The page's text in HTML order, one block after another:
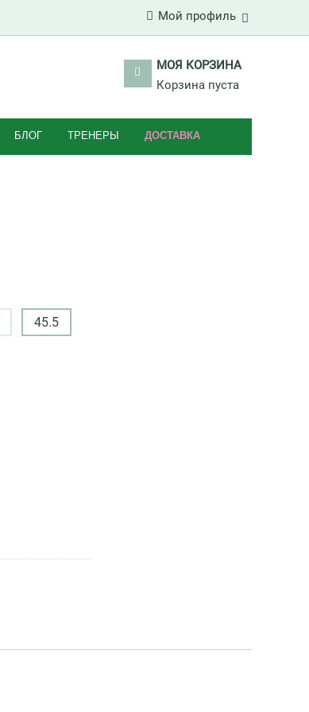
Мой профиль
МОЯ КОРЗИНА
Корзина пуста
БЛОГ ТРЕНЕРЫ ДОСТАВКА
45.5